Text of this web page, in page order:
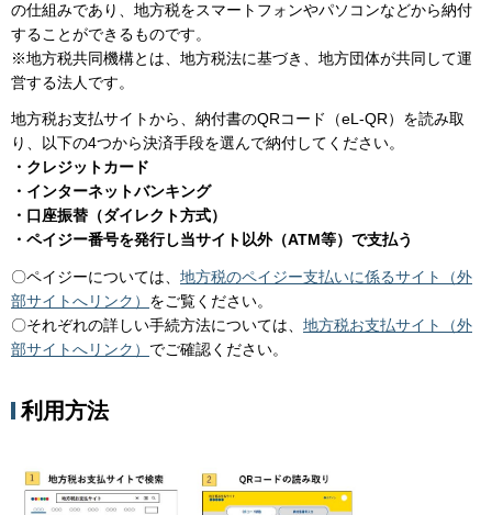
の仕組みであり、地方税をスマートフォンやパソコンなどから納付
することができるものです。
※地方税共同機構とは、地方税法に基づき、地方団体が共同して運
営する法人です。
地方税お支払サイトから、納付書のQRコード（eL-QR）を読み取
り、以下の4つから決済手段を選んで納付してください。
・クレジットカード
・インターネットバンキング
・口座振替（ダイレクト方式）
・ペイジー番号を発行し当サイト以外（ATM等）で支払う
〇ペイジーについては、 地方税のペイジー支払いに係るサイト
（外
部サイトへリンク） をご覧ください。
〇それぞれの詳しい手続方法については、 地方税お支払サイト（外
部サイトへリンク） でご確認ください。
利用方法